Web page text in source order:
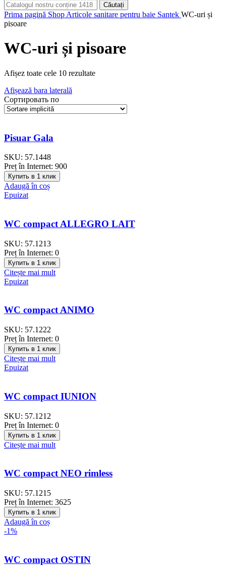
Căutați
Prima pagină Shop Articole sanitare pentru baie Santek WC-uri și
pisoare
WC-uri și pisoare
Afișez toate cele 10 rezultate
Afișează bara laterală
Сортировать по
Pisuar Gala
SKU: 57.1448
Preț în Internet: 900
Купить в 1 клик
Adaugă în coș
Epuizat
WC compact ALLEGRO LAIT
SKU: 57.1213
Preț în Internet: 0
Купить в 1 клик
Citește mai mult
Epuizat
WC compact ANIMO
SKU: 57.1222
Preț în Internet: 0
Купить в 1 клик
Citește mai mult
Epuizat
WC compact IUNION
SKU: 57.1212
Preț în Internet: 0
Купить в 1 клик
Citește mai mult
WC compact NЕО rimless
SKU: 57.1215
Preț în Internet: 3625
Купить в 1 клик
Adaugă în coș
-1%
WC compact OSTIN